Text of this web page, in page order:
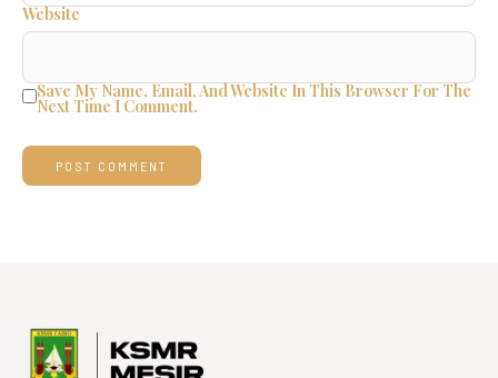
Website
Save My Name, Email, And Website In This Browser For The
Next Time I Comment.